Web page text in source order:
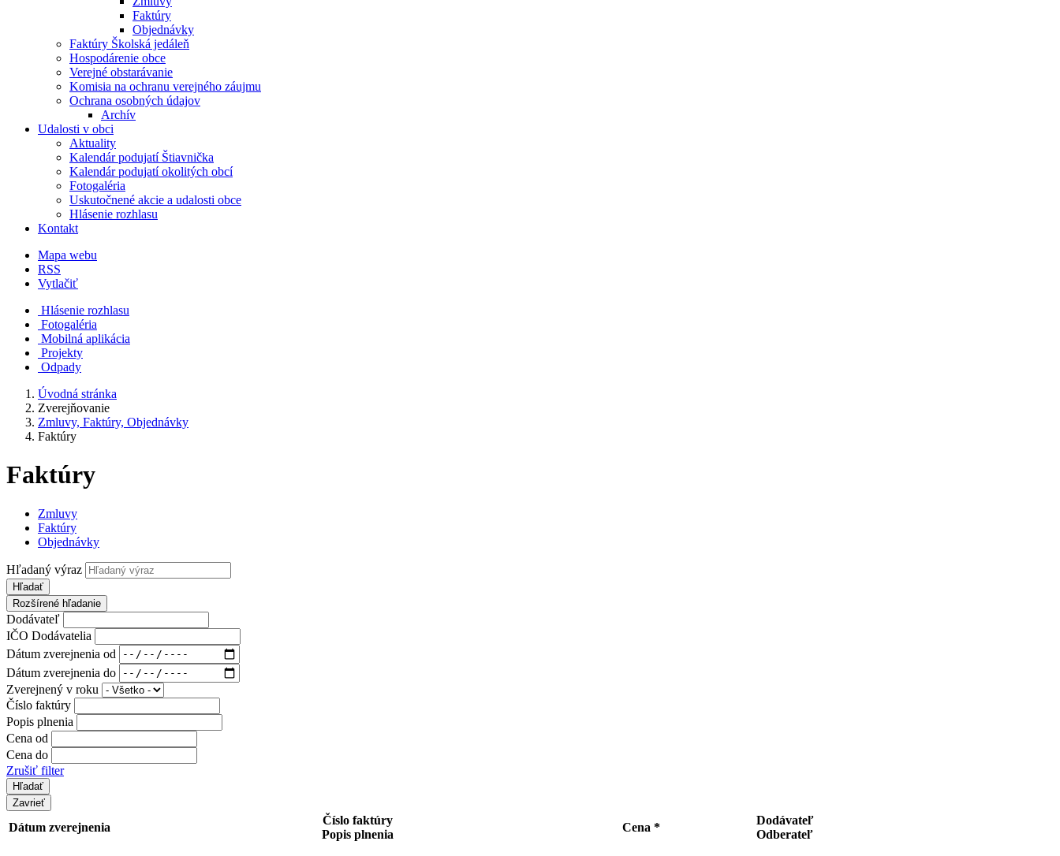
Faktúry
Objednávky
Faktúry Školská jedáleň
Hospodárenie obce
Verejné obstarávanie
Komisia na ochranu verejného záujmu
Ochrana osobných údajov
Archív
Udalosti v obci
Aktuality
Kalendár podujatí Štiavnička
Kalendár podujatí okolitých obcí
Fotogaléria
Uskutočnené akcie a udalosti obce
Hlásenie rozhlasu
Kontakt
Mapa webu
RSS
Vytlačiť
Hlásenie rozhlasu
Fotogaléria
Mobilná aplikácia
Projekty
Odpady
Úvodná stránka
Zverejňovanie
Zmluvy, Faktúry, Objednávky
Faktúry
Faktúry
Zmluvy
Faktúry
Objednávky
Hľadaný výraz
Hľadať
Rozšírené hľadanie
Dodávateľ
IČO Dodávatelia
Dátum zverejnenia od
Dátum zverejnenia do
Zverejnený v roku
Číslo faktúry
Popis plnenia
Cena od
Cena do
Zrušiť filter
Zavrieť
Dátum zverejnenia
Číslo faktúry
Popis plnenia
Cena *
Dodávateľ
Odberateľ